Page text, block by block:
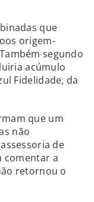
que
origem-
segundo
acúmulo
Fidelidade, da
que um
não
de
comentar a
retornou o